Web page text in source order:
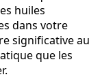
huiles
dans votre
significative au
que les